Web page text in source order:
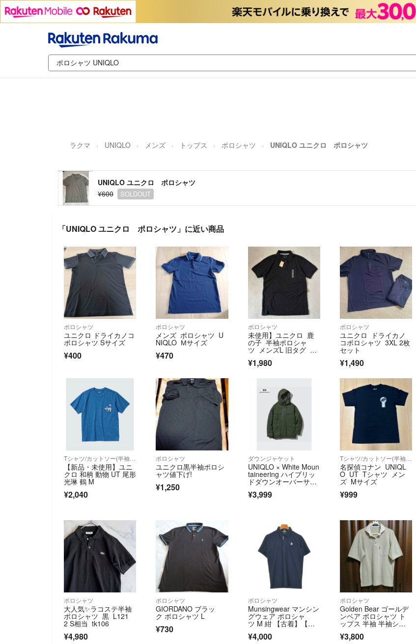
ラクマ UNIQLO メンズ トップス ポロシャツ UNIQLO ユニクロ ポロシャツ
UNIQLO ユニクロ ポロシャツ
¥600
SOLDOUT
「UNIQLO ユニクロ ポロシャツ」に近い商品
ポロシャツ
ユニクロ ドライカノコ
ポロシャツ Sサイズ
¥400
ポロシャツ
メンズ ポロシャツ U
NIQLO Мサイズ
¥470
ポロシャツ
未使用】ユニクロ 鹿
の子 半袖ポロシャ
ツ メンズL 旧タグ ハ
ードウォッシュ加
工 黒 ブラック 紳
¥1,980
ポロシャツ
ユニクロ ドライカノ
コポロシャツ 3XL 2枚
セット
¥1,490
【新品・未使用】ユニ
クロ 和柄 動物 UT 尾形
光琳 鶴 M
¥2,040
ポロシャツ
ユニクロ黒半袖ポロシ
ャツ値下げ!
¥1,250
ダウンジャケット
UNIQLO × White Moun
taineering ハイブリッ
ドダウンオーバーサイ
ン L ユニクロ
¥3,999
名探偵コナン UNIQL
O UT Tシャツ メン
ズ Mサイズ
¥999
ポロシャツ
大人気✨ラコステ半袖
ポロシャツ 黒 L121
2 S相当 tk106
¥4,980
ポロシャツ
GIORDANO ブラッ
ク ポロシャツ L
¥730
ポロシャツ
Munsingwear マンシン
グウェア ポロシャ
ツ M 紺 【古着】【中
¥4,000
ポロシャツ
Golden Bear ゴールデ
ンベア ポロシャツ ト
ップス 半袖 半袖シャ
レージュ M
¥3,800